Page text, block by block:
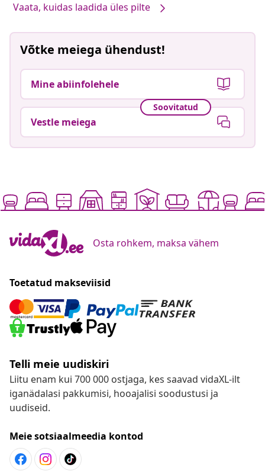
Vaata, kuidas laadida üles pilte
Võtke meiega ühendust!
Mine abiinfolehele
Soovitatud
Vestle meiega
Osta rohkem, maksa vähem
Toetatud makseviisid
Telli meie uudiskiri
Liitu enam kui 700 000 ostjaga, kes saavad vidaXL-ilt
iganädalasi pakkumisi, hooajalisi soodustusi ja
uudiseid.
Meie sotsiaalmeedia kontod